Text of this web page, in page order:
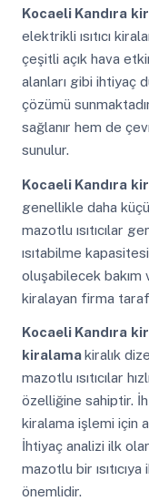
Kocaeli Kandıra
elektrikli ısıtıcı
çeşitli açık hava
alanları gibi ihtiyaç
çözümü
sağlanır hem de
sunulur.
Kocaeli Kandıra
genellikle daha
mazotlu ısıtıcılar
ısıtabilme
oluşabilecek bakım
kiralayan firma
Kocaeli Kandıra
kiralamakiralık dizel
mazotlu ısıtıcılar
özelliğine sahiptir.
kiralama işlemi için
İhtiyaç analizi ilk
mazotlu bir
önemlidir.